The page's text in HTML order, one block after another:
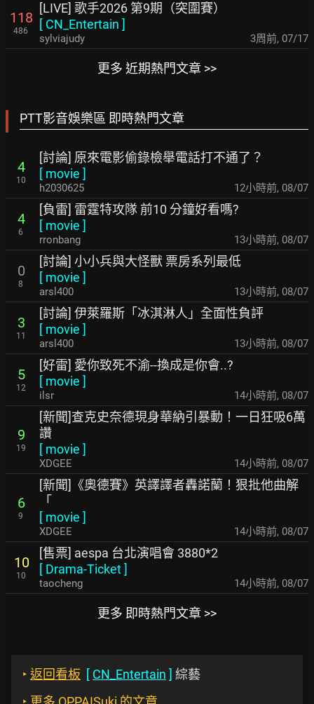
118
486
[LIVE] 歌手2026 第9期（突圍賽）
[ CN_Entertain ]
sylviajudy 3周前, 07/17
更多 近期熱門文章 >>
PTT影音娛樂區 即時熱門文章
4
10
[討論] 原來電影偷錄檢舉電話打不通了？
[ movie ]
h2030625 12小時前, 08/07
4
6
[負雷] 雷霆特攻隊 前10 分鐘好看嗎?
[ movie ]
rronbang 13小時前, 08/07
0
8
[討論] 小小兵與大怪獸 票房系列最低
[ movie ]
arsl400 13小時前, 08/07
3
11
[討論] 伊萊羅斯「冰淇淋人」全面性負評
[ movie ]
arsl400 13小時前, 08/07
5
12
[好雷] 愛你致死不渝--換成是你會..?
[ movie ]
ilsr 14小時前, 08/07
9
19
[新聞]查克史奈德現身華納引暴動！一日狂吸6萬
讚
[ movie ]
XDGEE 14小時前, 08/07
6
9
[新聞]《奧德賽》英譯譯者轟諾蘭！狠批他曲解
「
[ movie ]
XDGEE 14小時前, 08/07
10
10
[售票] aespa 台北演唱會 3880*2
[ Drama-Ticket]
taocheng 14小時前, 08/07
更多 即時熱門文章 >>
‣ 返回看板 [ CN_Entertain ] 綜藝